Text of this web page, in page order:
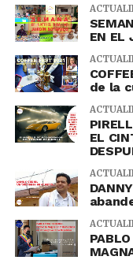
EN EL
de la
EL